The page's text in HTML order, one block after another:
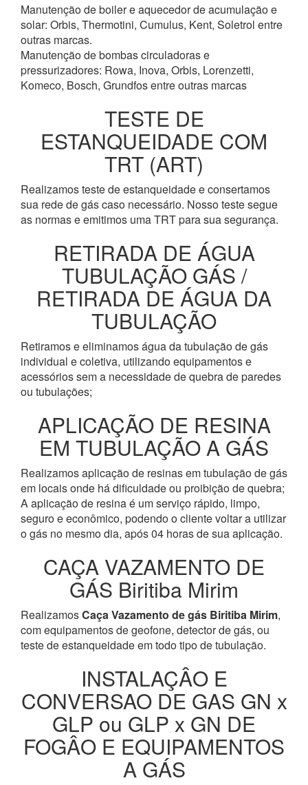
Manutenção de boiler e aquecedor de acumulação e
solar: Orbis, Thermotini, Cumulus, Kent, Soletrol entre
outras marcas.
Manutenção de bombas circuladoras e
pressurizadores: Rowa, Inova, Orbis, Lorenzetti,
Komeco, Bosch, Grundfos entre outras marcas
TESTE DE
ESTANQUEIDADE COM
TRT (ART)
Realizamos teste de estanqueidade e consertamos
sua rede de gás caso necessário. Nosso teste segue
as normas e emitimos uma TRT para sua segurança.
RETIRADA DE ÁGUA
TUBULAÇÃO GÁS /
RETIRADA DE ÁGUA DA
TUBULAÇÃO
Retiramos e eliminamos água da tubulação de gás
individual e coletiva, utilizando equipamentos e
acessórios sem a necessidade de quebra de paredes
ou tubulações;
APLICAÇÃO DE RESINA
EM TUBULAÇÃO A GÁS
Realizamos aplicação de resinas em tubulação de gás
em locais onde há dificuldade ou proibição de quebra;
A aplicação de resina é um serviço rápido, limpo,
seguro e econômico, podendo o cliente voltar a utilizar
o gás no mesmo dia, após 04 horas de sua aplicação.
CAÇA VAZAMENTO DE
GÁS Biritiba Mirim
RealizamosCaça Vazamento de gás Biritiba Mirim,
com equipamentos de geofone, detector de gás, ou
teste de estanqueidade em todo tipo de tubulação.
INSTALAÇÂO E
CONVERSAO DE GAS GN x
GLP ou GLP x GN DE
FOGÂO E EQUIPAMENTOS
A GÁS